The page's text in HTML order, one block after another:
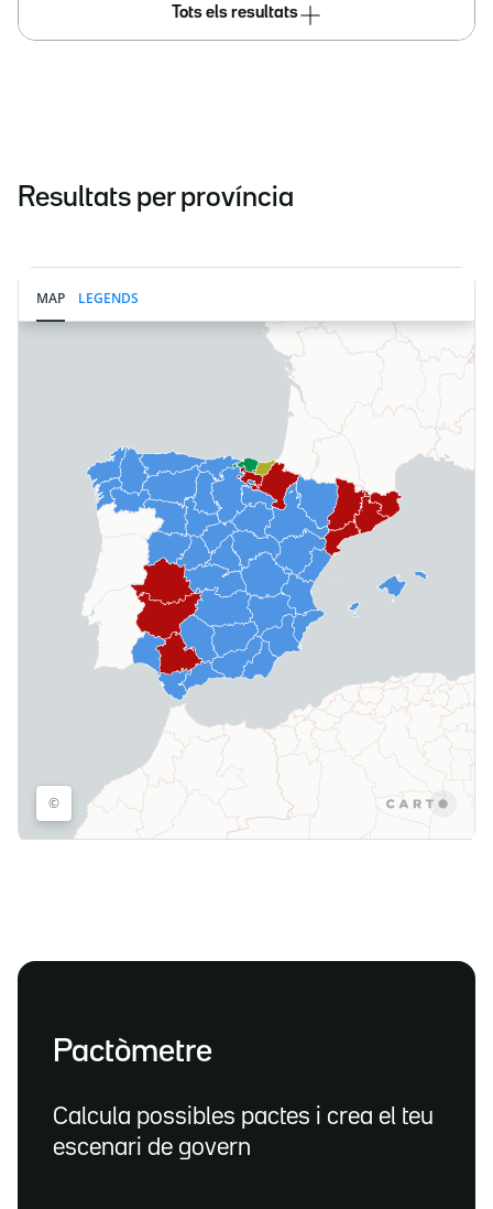
Tots els resultats
Resultats per província
Pactòmetre
Calcula possibles pactes i crea el teu
escenari de govern